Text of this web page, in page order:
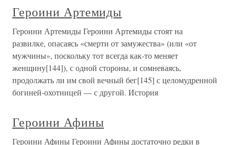
Героини Артемиды
Героини Артемиды Героини Артемиды стоят на
развилке, опасаясь «смерти от замужества» (или «от
мужчины», поскольку тот всегда как-то меняет
женщину[144]), с одной стороны, и сомневаясь,
продолжать ли им свой вечный бег[145] с целомудренной
богиней-охотницей — с другой. История
Героини Афины
Героини Афины Героини Афины достаточно редки в